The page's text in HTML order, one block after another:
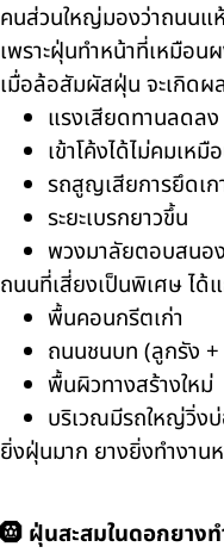
คนส่วนใหญ่มองว่าถนนแห้
เพราะฝุ่นทำหน้าที่เหมือ
เมื่อล้อสัมผัสฝุ่น จะเกิดผ
แรงเสียดทานลดลง
เข้าโค้งได้ไม่คมเห
รถสูญเสียการยึดเก
ระยะเบรกยาวขึ้น
พวงมาลัยตอบสนอ
ถนนที่เสี่ยงเป็นพิเศษ ได้
พื้นคอนกรีตเก่า
ถนนชนบท (ลูกรัง
พื้นผิวทางสร้างใหม่
บริเวณมีรถใหญ่วิ่ง
ยิ่งฝุ่นมาก ยางยิ่งทำงาน
🛞 ฝุ่นสะสมในดอกยาง